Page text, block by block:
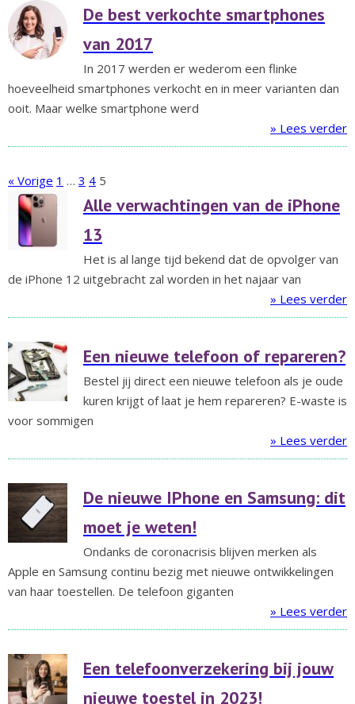
De best verkochte smartphones
van 2017
In 2017 werden er wederom een flinke
hoeveelheid smartphones verkocht en in meer varianten dan
ooit. Maar welke smartphone werd
» Lees verder
« Vorige 1 … 3 4 5
Alle verwachtingen van de iPhone
13
Het is al lange tijd bekend dat de opvolger van
de iPhone 12 uitgebracht zal worden in het najaar van
» Lees verder
Een nieuwe telefoon of repareren?
Bestel jij direct een nieuwe telefoon als je oude
kuren krijgt of laat je hem repareren? E-waste is
voor sommigen
» Lees verder
De nieuwe IPhone en Samsung: dit
moet je weten!
Ondanks de coronacrisis blijven merken als
Apple en Samsung continu bezig met nieuwe ontwikkelingen
van haar toestellen. De telefoon giganten
» Lees verder
Een telefoonverzekering bij jouw
nieuwe toestel in 2023!